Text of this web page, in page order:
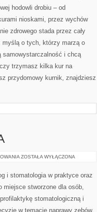
hodowli drobiu – od
nioskami, przez wychów
zdrowego stada przez cały
myślą o tych, którzy marzą o
samowystarczalność i chcą
trzymasz kilka kur na
przydomowy kurnik, znajdziesz
STOMATOLOGIA
ZOSTAŁA WYŁĄCZONA
i stomatologia w praktyce oraz
miejsce stworzone dla osób,
stomatologiczną i
w temacie naprawy zębów.